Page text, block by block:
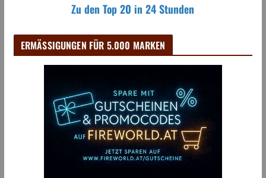
Zu den Top 20 in 24 Stunden
ERMÄSSIGUNGEN FÜR 5.000 MARKEN